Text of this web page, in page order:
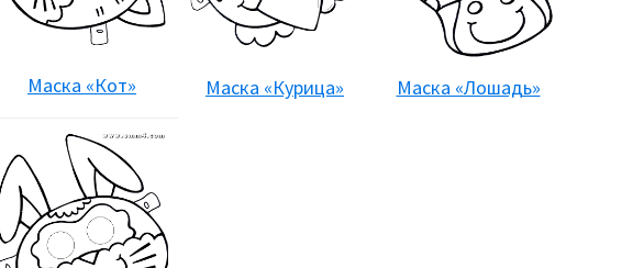
Маска «Кот» Маска «Курица» Маска «Лошадь»